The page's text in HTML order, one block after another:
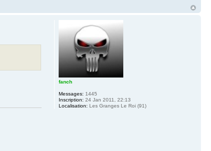
fanch
Messages: 1445
Inscription: 24 Jan 2011, 22:13
Localisation: Les Granges Le Roi (91)